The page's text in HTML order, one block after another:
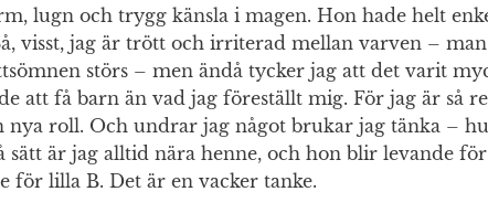
lugn och trygg känsla i magen. Hon hade helt
visst, jag är trött och irriterad mellan varven –
störs – men ändå tycker jag att det varit
att få barn än vad jag föreställt mig. För jag är så
roll. Och undrar jag något brukar jag tänka –
sätt är jag alltid nära henne, och hon blir levande
för lilla B. Det är en vacker tanke.